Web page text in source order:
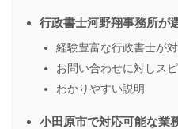
行政書士河野翔事務所が
経験豊富な行政書士が
お問い合わせに対しス
わかりやすい説明
小田原市で対応可能な業